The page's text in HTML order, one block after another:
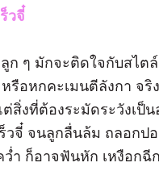
วจี๋
มักจะติดใจกับสไตล์
หรือหกคะเมนตีลังกา จ
สิ่งที่ต้องระมัดระวังเป็
ร็วจี๋ จนลูกลื่นล้ม ถลอก
ำ ก็อาจฟันหัก เหงือก